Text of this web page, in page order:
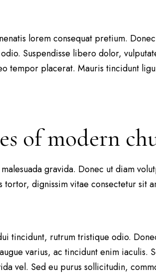
lorem consequat pretium.
Suspendisse libero dolor,
tempor placerat. Mauris tincidunt
of modern
gravida. Donec ut diam
dignissim vitae consectetur sit
tincidunt, rutrum tristique odio.
varius, ac tincidunt enim iaculis.
vel. Sed eu purus sollicitudin,